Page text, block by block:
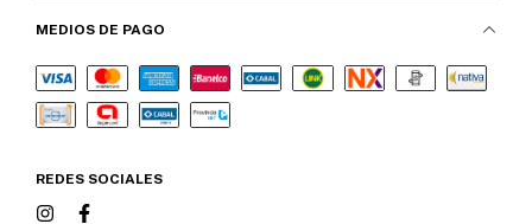
MEDIOS DE PAGO
REDES SOCIALES